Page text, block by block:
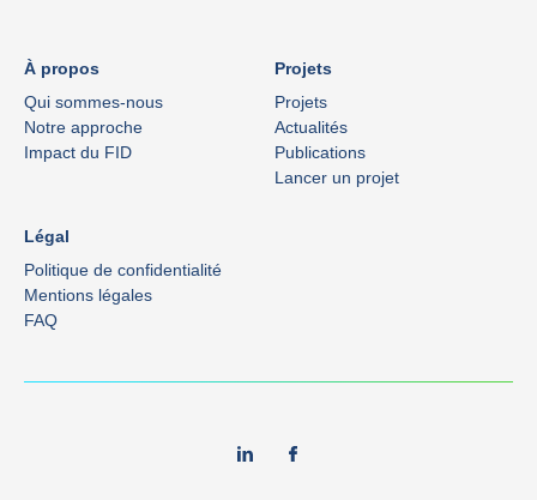
À propos
Qui sommes-nous
Notre approche
Impact du FID
Projets
Projets
Actualités
Publications
Lancer un projet
Légal
Politique de confidentialité
Mentions légales
FAQ